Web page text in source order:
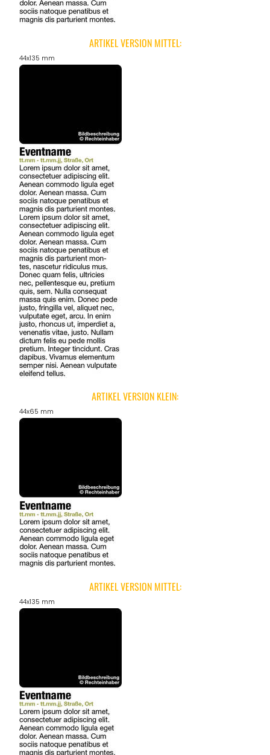
ARTIKEL VERSION MITTEL:
44x135 mm
ARTIKEL VERSION KLEIN:
44x65 mm
ARTIKEL VERSION MITTEL:
44x135 mm